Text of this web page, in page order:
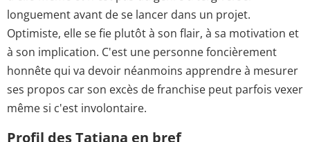
longuement avant de se lancer dans un projet.
Optimiste, elle se fie plutôt à son flair, à sa motivation et
à son implication. C'est une personne foncièrement
honnête qui va devoir néanmoins apprendre à mesurer
ses propos car son excès de franchise peut parfois vexer
même si c'est involontaire.
Profil des Tatjana en bref